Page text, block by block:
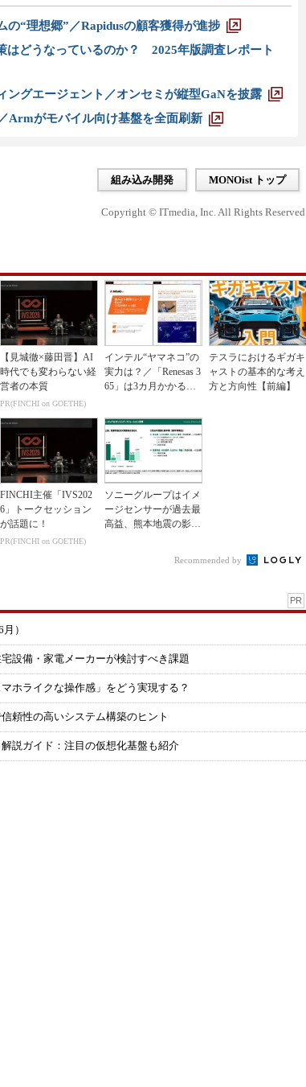
の“理想郷”／Rapidusの顧客獲得が進捗
はどうなっているのか？ 2025年版調査レポート
グエージェント／オンセミが縦型GaNを披露
Armがモバイル向け基盤を全面刷新
組み込み開発 MONOist トップ
Copyright © ITmedia, Inc. All Rights Reserved.
【見城徹×藤田晋】AI
時代でも変わらない経
営者の本質
PR(FINCHI on GOETHE)
インテル“ヤマネコ”の
実力は？／「Renesas 3
65」は3カ月かかる作
テスラにおけるギガキ
ャストの基本的な考え
方と方向性【前編】
FINCHI主催「IVS202
6」トークセッション
が話題に！
PR(FINCHI on GOETHE)
ソニーグループはイメ
ージセンサーが過去最
高益、熊本地震の影響
Recommended by
PR
）
設備・家電メーカーが検討すべき課題
ホライクな操作感」をどう実現する？
頼性の高いシステム構築のヒント
説ガイド：注目の仮想化基盤も紹介